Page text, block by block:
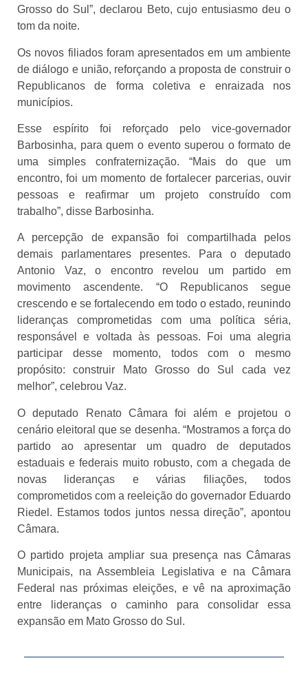
Grosso do Sul”, declarou Beto, cujo entusiasmo deu o
tom da noite.
Os novos filiados foram apresentados em um ambiente
de diálogo e união, reforçando a proposta de construir o
Republicanos de forma coletiva e enraizada nos
municípios.
Esse espírito foi reforçado pelo vice-governador
Barbosinha, para quem o evento superou o formato de
uma simples confraternização. “Mais do que um
encontro, foi um momento de fortalecer parcerias, ouvir
pessoas e reafirmar um projeto construído com
trabalho”, disse Barbosinha.
A percepção de expansão foi compartilhada pelos
demais parlamentares presentes. Para o deputado
Antonio Vaz, o encontro revelou um partido em
movimento ascendente. “O Republicanos segue
crescendo e se fortalecendo em todo o estado, reunindo
lideranças comprometidas com uma política séria,
responsável e voltada às pessoas. Foi uma alegria
participar desse momento, todos com o mesmo
propósito: construir Mato Grosso do Sul cada vez
melhor”, celebrou Vaz.
O deputado Renato Câmara foi além e projetou o
cenário eleitoral que se desenha. “Mostramos a força do
partido ao apresentar um quadro de deputados
estaduais e federais muito robusto, com a chegada de
novas lideranças e várias filiações, todos
comprometidos com a reeleição do governador Eduardo
Riedel. Estamos todos juntos nessa direção”, apontou
Câmara.
O partido projeta ampliar sua presença nas Câmaras
Municipais, na Assembleia Legislativa e na Câmara
Federal nas próximas eleições, e vê na aproximação
entre lideranças o caminho para consolidar essa
expansão em Mato Grosso do Sul.